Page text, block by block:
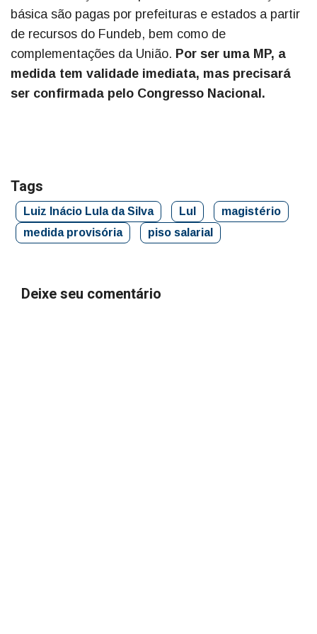
básica são pagas por prefeituras e estados a partir
de recursos do Fundeb, bem como de
complementações da União. Por ser uma MP, a
medida tem validade imediata, mas precisará
ser confirmada pelo Congresso Nacional.
Tags
Luiz Inácio Lula da Silva Lul
magistério
medida provisória
piso salarial
Deixe seu comentário